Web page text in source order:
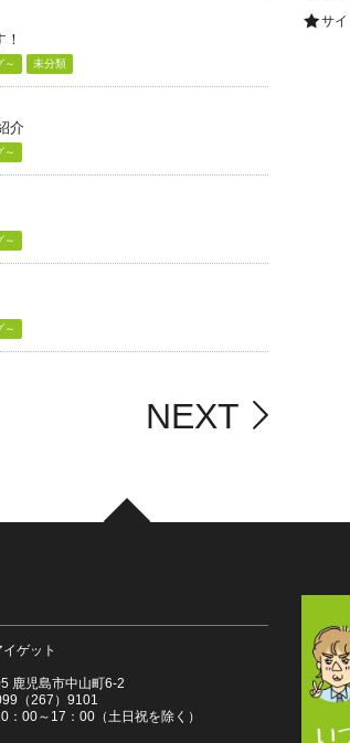
～ 未分類
介
～
～
～
NEXT
サ
ゲット
鹿児島市中山町6-2
（267）9101
：00～17：00（土日祝を除く）